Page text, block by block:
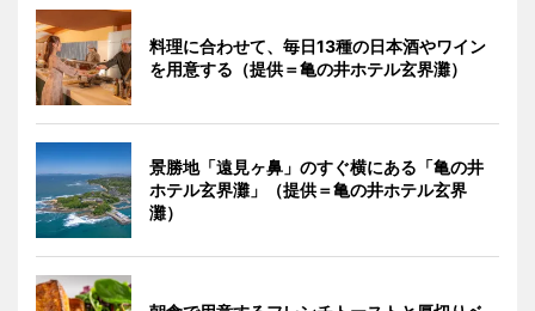
料理に合わせて、毎日13種の日本酒やワイン
を用意する（提供＝亀の井ホテル玄界灘）
景勝地「遠見ヶ鼻」のすぐ横にある「亀の井
ホテル玄界灘」（提供＝亀の井ホテル玄界
灘）